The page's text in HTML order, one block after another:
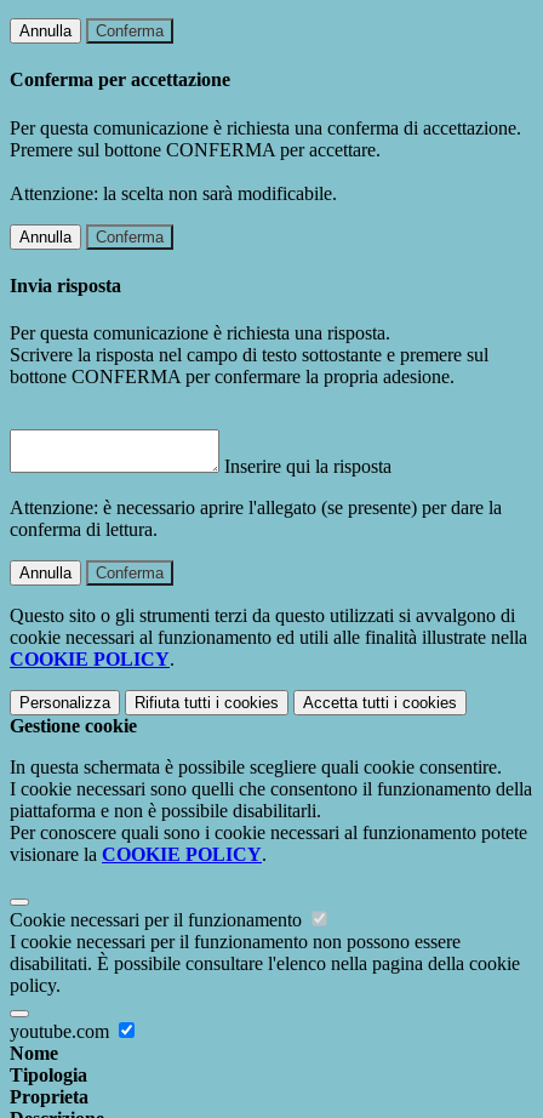
Annulla Conferma
Conferma per accettazione
Per questa comunicazione è richiesta una conferma di accettazione.
Premere sul bottone CONFERMA per accettare.
Attenzione: la scelta non sarà modificabile.
Annulla Conferma
Invia risposta
Per questa comunicazione è richiesta una risposta.
Scrivere la risposta nel campo di testo sottostante e premere sul
bottone CONFERMA per confermare la propria adesione.
Inserire qui la risposta
Attenzione: è necessario aprire l'allegato (se presente) per dare la
conferma di lettura.
Annulla Conferma
Questo sito o gli strumenti terzi da questo utilizzati si avvalgono di
cookie necessari al funzionamento ed utili alle finalità illustrate nella
COOKIE POLICY.
Personalizza Rifiuta tutti i cookies Accetta tutti i cookies
Gestione cookie
In questa schermata è possibile scegliere quali cookie consentire.
I cookie necessari sono quelli che consentono il funzionamento della
piattaforma e non è possibile disabilitarli.
Per conoscere quali sono i cookie necessari al funzionamento potete
visionare la COOKIE POLICY.
Cookie necessari per il funzionamento
I cookie necessari per il funzionamento non possono essere
disabilitati. È possibile consultare l'elenco nella pagina della cookie
policy.
youtube.com
Nome
Tipologia
Proprieta